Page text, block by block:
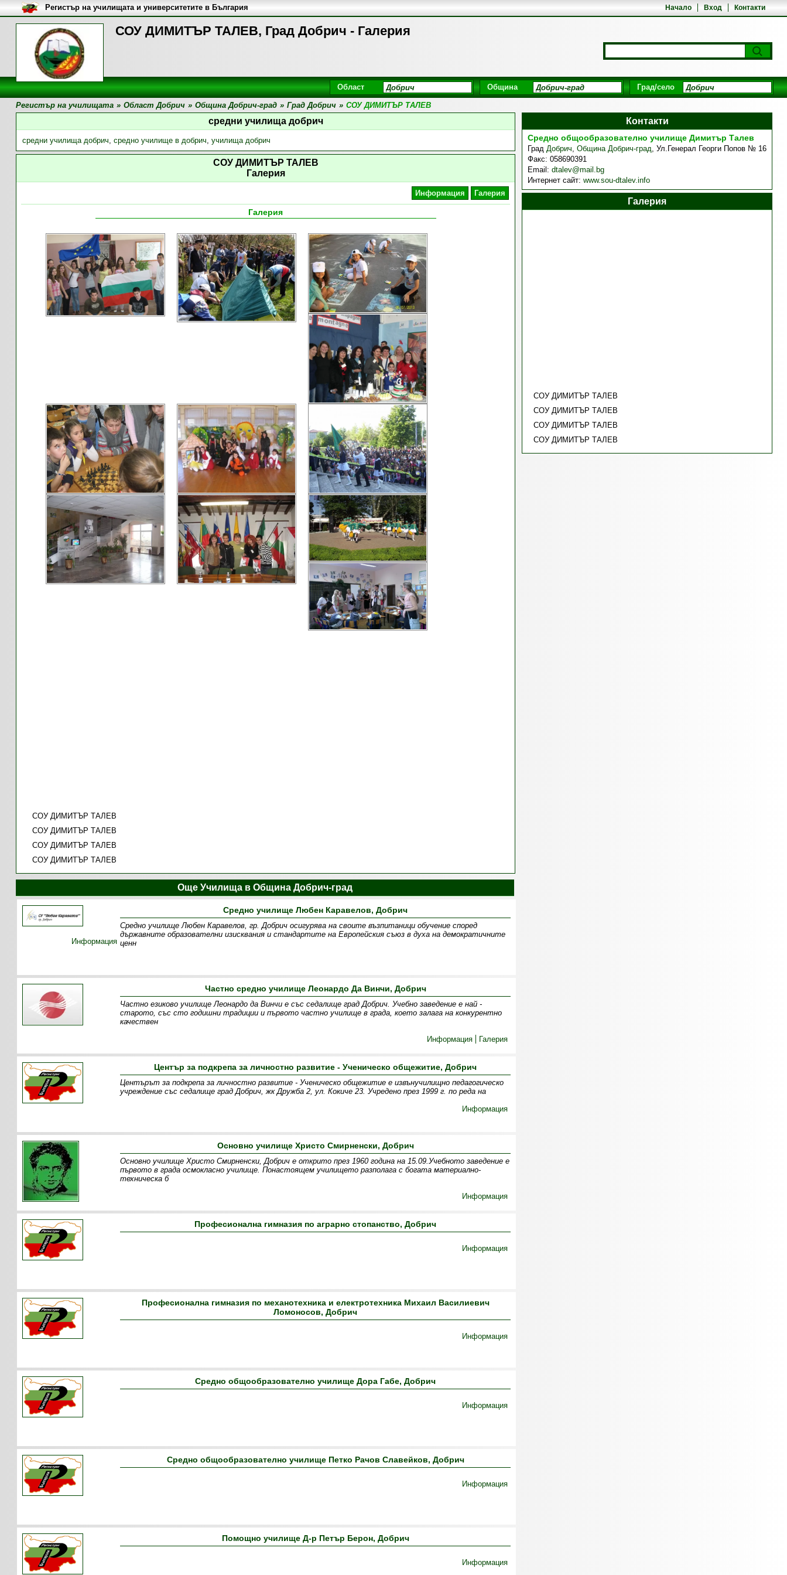
СОУ ДИМИТЪР ТАЛЕВ, Град Добрич - Галерия
Начало Вход Контакти
Регистър на училищата и университетите в България
Област Община Град/село
Регистър на училищата » Област Добрич » Община Добрич-град » Град Добрич » СОУ ДИМИТЪР ТАЛЕВ
средни училища добрич
средни училища добрич, средно училище в добрич, училища добрич
СОУ ДИМИТЪР ТАЛЕВ
Галерия
Информация Галерия
Галерия
СОУ ДИМИТЪР ТАЛЕВ
СОУ ДИМИТЪР ТАЛЕВ
СОУ ДИМИТЪР ТАЛЕВ
СОУ ДИМИТЪР ТАЛЕВ
Контакти
Средно общообразователно училище Димитър Талев
Град Добрич, Община Добрич-град, Ул.Генерал Георги Попов № 16
Факс: 058690391
Email: dtalev@mail.bg
Интернет сайт: www.sou-dtalev.info
Галерия
СОУ ДИМИТЪР ТАЛЕВ
СОУ ДИМИТЪР ТАЛЕВ
СОУ ДИМИТЪР ТАЛЕВ
СОУ ДИМИТЪР ТАЛЕВ
Още Училища в Община Добрич-град
Средно училище Любен Каравелов, Добрич
Средно училище Любен Каравелов, гр. Добрич осигурява на своите възпитаници обучение според
държавните образователни изисквания и стандартите на Европейския съюз в духа на демократичните
ценн
Информация
Частно средно училище Леонардо Да Винчи, Добрич
Частно езиково училище Леонардо да Винчи е със седалище град Добрич. Учебно заведение е най -
старото, със сто годишни традиции и първото частно училище в града, което залага на конкурентно
качествен
Информация
Галерия
Център за подкрепа за личностно развитие - Ученическо общежитие, Добрич
Центърът за подкрепа за личностно развитие - Ученическо общежитие е извънучилищно педагогическо
учреждение със седалище град Добрич, жк Дружба 2, ул. Кокиче 23. Учредено през 1999 г. по реда на
Информация
Основно училище Христо Смирненски, Добрич
Основно училище Христо Смирненски, Добрич е открито през 1960 година на 15.09.Учебното заведение е
първото в града осмокласно училище. Понастоящем училището разполага с богата материално-
техническа б
Информация
Професионална гимназия по аграрно стопанство, Добрич
Информация
Професионална гимназия по механотехника и електротехника Михаил Василиевич
Ломоносов, Добрич
Информация
Средно общообразователно училище Дора Габе, Добрич
Информация
Средно общообразователно училище Петко Рачов Славейков, Добрич
Информация
Помощно училище Д-р Петър Берон, Добрич
Информация